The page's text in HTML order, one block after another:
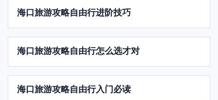
海口旅游攻略自由行进阶技巧
海口旅游攻略自由行怎么选才对
海口旅游攻略自由行入门必读